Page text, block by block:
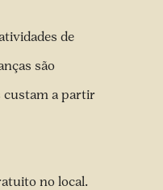
de
são
custam a partir
no local.